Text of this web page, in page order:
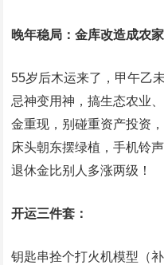
晚年稳局：金库改造成农
55岁后木运来了，甲午乙
忌神变用神，搞生态农业
金重现，别碰重资产投资
床头朝东摆绿植，手机铃
退休金比别人多涨两级！
开运三件套：
钥匙串拴个打火机模型（补